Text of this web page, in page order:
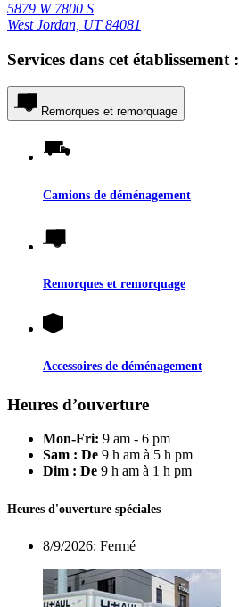
5879 W 7800 S
West Jordan, UT 84081
Services dans cet établissement :
Remorques et remorquage
Camions de déménagement
Remorques et remorquage
Accessoires de déménagement
Heures d’ouverture
Mon-Fri: 9 am - 6 pm
Sam : De 9 h am à 5 h pm
Dim : De 9 h am à 1 h pm
Heures d'ouverture spéciales
8/9/2026: Fermé